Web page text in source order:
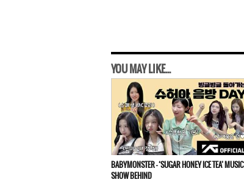
YOU MAY LIKE...
BABYMONSTER – ‘SUGAR HONEY ICE TEA’ MUSIC
SHOW BEHIND